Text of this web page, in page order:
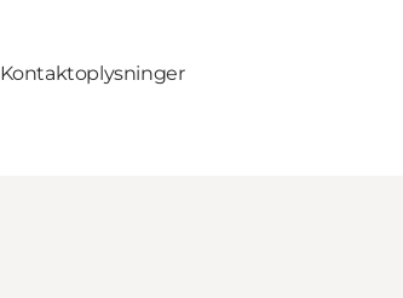
Kontaktoplysninger